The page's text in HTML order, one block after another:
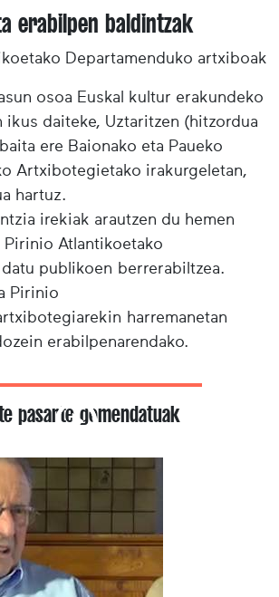
erabilpen baldintzak
Departamenduko artxiboak
osoa Euskal kultur erakundeko
ikus daiteke, Uztaritzen (hitzordua
ere Baionako eta Paueko
Artxibotegietako irakurgeletan,
hartuz.
irekiak arautzen du hemen
Atlantikoetako
publikoen berrerabiltzea.
Pirinio
harremanetan
erabilpenarendako.
pasarte gomendatuak